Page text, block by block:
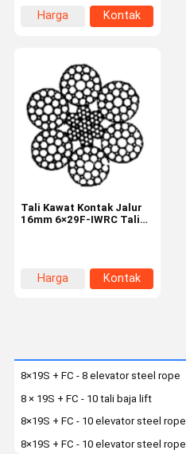
Kontrol
Kualitas
Hubungi
Kutipan
Harga
Kontak
Tali Kawat Kontak Jalur
16mm 6×29F-IWRC Tali
Harga
Kontak
8×19S + FC - 8 elevator steel rope
8 × 19S + FC - 10 tali baja lift
8×19S + FC - 10 elevator steel rope
8×19S + FC - 10 elevator steel rope